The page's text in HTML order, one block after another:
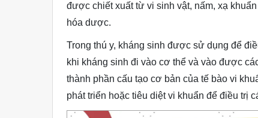
được chiết xuất từ vi sinh vật, nấm, xạ
hóa dược.
Trong thú y, kháng sinh được sử dụng để
khi kháng sinh đi vào cơ thể và vào được
thành phần cấu tạo cơ bản của tế bào vi
phát triển hoặc tiêu diệt vi khuẩn để điều trị